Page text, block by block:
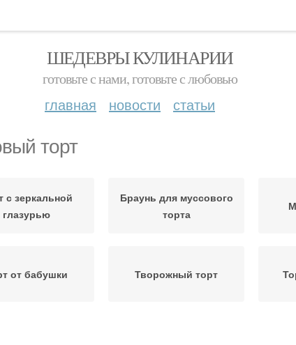
ШЕДЕВРЫ КУЛИНАРИИ
готовьте с нами, готовьте с любовью
главная новости статьи
торт
с зеркальной
глазурью
Браунь для муссового
торта
от бабушки Творожный торт